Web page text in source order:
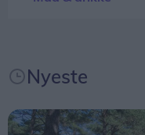
fælles oplevelse –
der er astrofysiker
Nyeste